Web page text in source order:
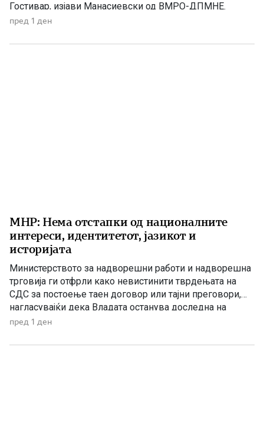
Гостивар, изјави Манасиевски од ВМРО-ДПМНЕ.
„Колку злоба и неискреност има во СДС, кога дрско се
интереси со водата што Владата бесплатно им ја дели
пред 1 ден
МНР: Нема отстапки од националните
интереси, идентитетот, јазикот и
историјата
Министерството за надворешни работи и надворешна
трговија ги отфрли како невистинити тврдењата на
СДС за постоење таен договор или тајни преговори,
нагласувајќи дека Владата останува доследна на
утврдените државни позиции и нема да прифати
идентитетот, јазикот и историјата. „Денешната прес-
пред 1 ден